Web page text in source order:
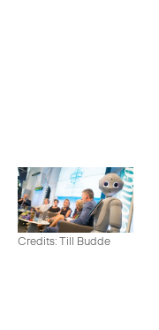
Credits: Till Budde